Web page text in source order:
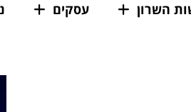
השרון עסקים